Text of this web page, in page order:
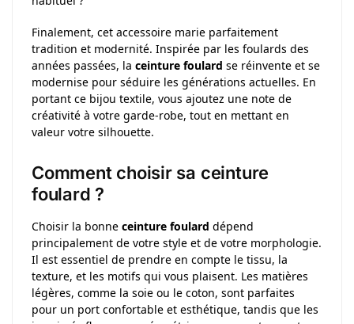
Finalement, cet accessoire marie parfaitement
tradition et modernité. Inspirée par les foulards des
années passées, la ceinture foulard se réinvente et se
modernise pour séduire les générations actuelles. En
portant ce bijou textile, vous ajoutez une note de
créativité à votre garde-robe, tout en mettant en
valeur votre silhouette.
Comment choisir sa ceinture
foulard ?
Choisir la bonne ceinture foulard dépend
principalement de votre style et de votre morphologie.
Il est essentiel de prendre en compte le tissu, la
texture, et les motifs qui vous plaisent. Les matières
légères, comme la soie ou le coton, sont parfaites
pour un port confortable et esthétique, tandis que les